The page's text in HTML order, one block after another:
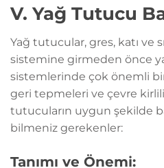
V. Yağ Tutucu
Yağ tutucular, gres, katı ve
sistemine girmeden önce
sistemlerinde çok önemli bir
geri tepmeleri ve çevre
tutucuların uygun şekilde
bilmeniz gerekenler:
Tanımı ve Önemi: